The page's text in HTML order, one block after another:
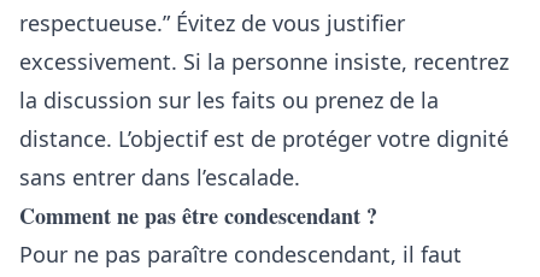
respectueuse.” Évitez de vous justifier
excessivement. Si la personne insiste, recentrez
la discussion sur les faits ou prenez de la
distance. L’objectif est de protéger votre dignité
sans entrer dans l’escalade.
Comment ne pas être condescendant ?
Pour ne pas paraître condescendant, il faut